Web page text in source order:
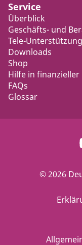
Service
Überblick
Geschäfts- und
Tele-Unterstützung
Downloads
Shop
Hilfe in finanzieller
FAQs
Glossar
© 2026